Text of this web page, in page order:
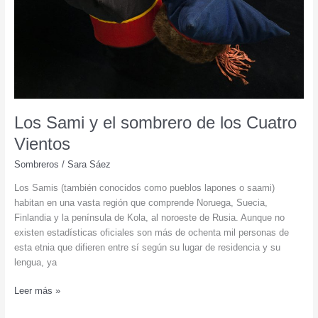
Los Sami y el sombrero de los Cuatro
Vientos
Sombreros / Sara Sáez
Los Samis (también conocidos como pueblos lapones o saami)
habitan en una vasta región que comprende Noruega, Suecia,
Finlandia y la península de Kola, al noroeste de Rusia. Aunque no
existen estadísticas oficiales son más de ochenta mil personas de
esta etnia que difieren entre sí según su lugar de residencia y su
lengua, ya
Los
Leer más »